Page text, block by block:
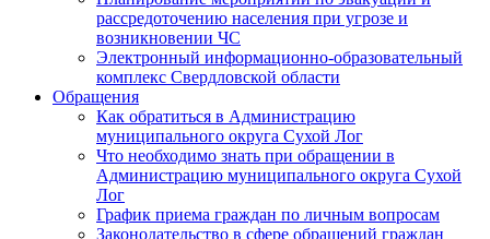
рассредоточению населения при угрозе и
возникновении ЧС
Электронный информационно-образовательный
комплекс Свердловской области
Обращения
Как обратиться в Администрацию
муниципального округа Сухой Лог
Что необходимо знать при обращении в
Администрацию муниципального округа Сухой
Лог
График приема граждан по личным вопросам
Законодательство в сфере обращений граждан